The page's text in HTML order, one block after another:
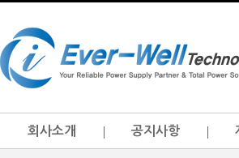
회사소개 공지사항